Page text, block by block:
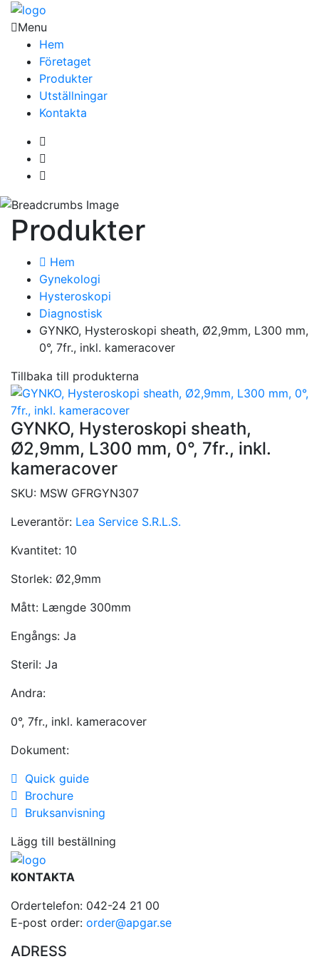
Menu
Hem
Företaget
Produkter
Utställningar
Kontakta
Produkter
Hem
Gynekologi
Hysteroskopi
Diagnostisk
GYNKO, Hysteroskopi sheath, Ø2,9mm, L300 mm,
0°, 7fr., inkl. kameracover
Tillbaka till produkterna
GYNKO, Hysteroskopi sheath,
Ø2,9mm, L300 mm, 0°, 7fr., inkl.
kameracover
SKU: MSW GFRGYN307
Leverantör: Lea Service S.R.L.S.
Kvantitet: 10
Storlek: Ø2,9mm
Mått: Længde 300mm
Engångs: Ja
Steril: Ja
Andra:
0°, 7fr., inkl. kameracover
Dokument:
Quick guide
Brochure
Bruksanvisning
Lägg till beställning
KONTAKTA
Ordertelefon: 042-24 21 00
E-post order: order@apgar.se
ADRESS